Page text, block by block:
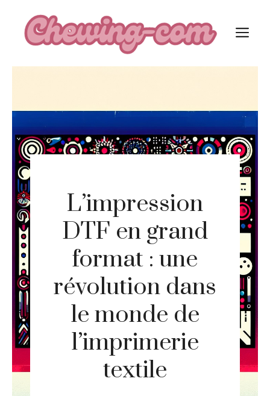
contenu
L’impression
DTF en grand
format : une
révolution dans
le monde de
l’imprimerie
textile